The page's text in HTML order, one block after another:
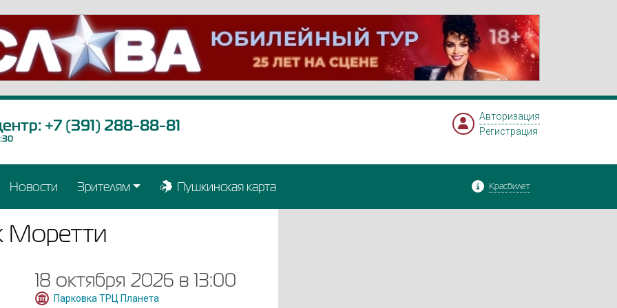
+7 (391) 288-88-81
Авторизация
Регистрация
Новости Зрителям Пушкинская карта Красбилет
Моретти
18 октября 2026 в 13:00
Парковка ТРЦ Планета